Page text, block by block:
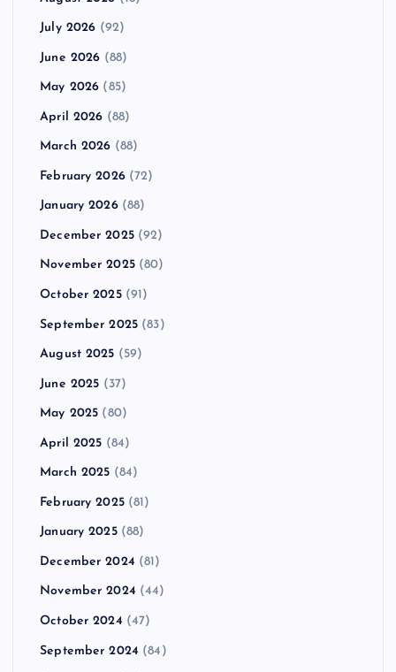
July 2026 (92)
June 2026 (88)
May 2026 (85)
April 2026 (88)
March 2026 (88)
February 2026(72)
January 2026(88)
December 2025(92)
November 2025(80)
October 2025(91)
September 2025 (83)
August 2025 (59)
June 2025 (37)
May 2025 (80)
April 2025 (84)
March 2025 (84)
February 2025(81)
January 2025(88)
December 2024 (81)
November 2024 (44)
October 2024 (47)
September 2024 (84)